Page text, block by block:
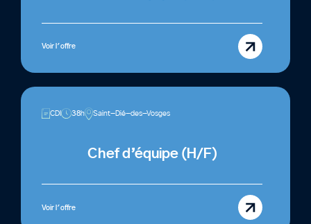
Voir l'offre
CDI 38h Saint-Dié-des-Vosges
Chef d’équipe (H/F)
Voir l'offre